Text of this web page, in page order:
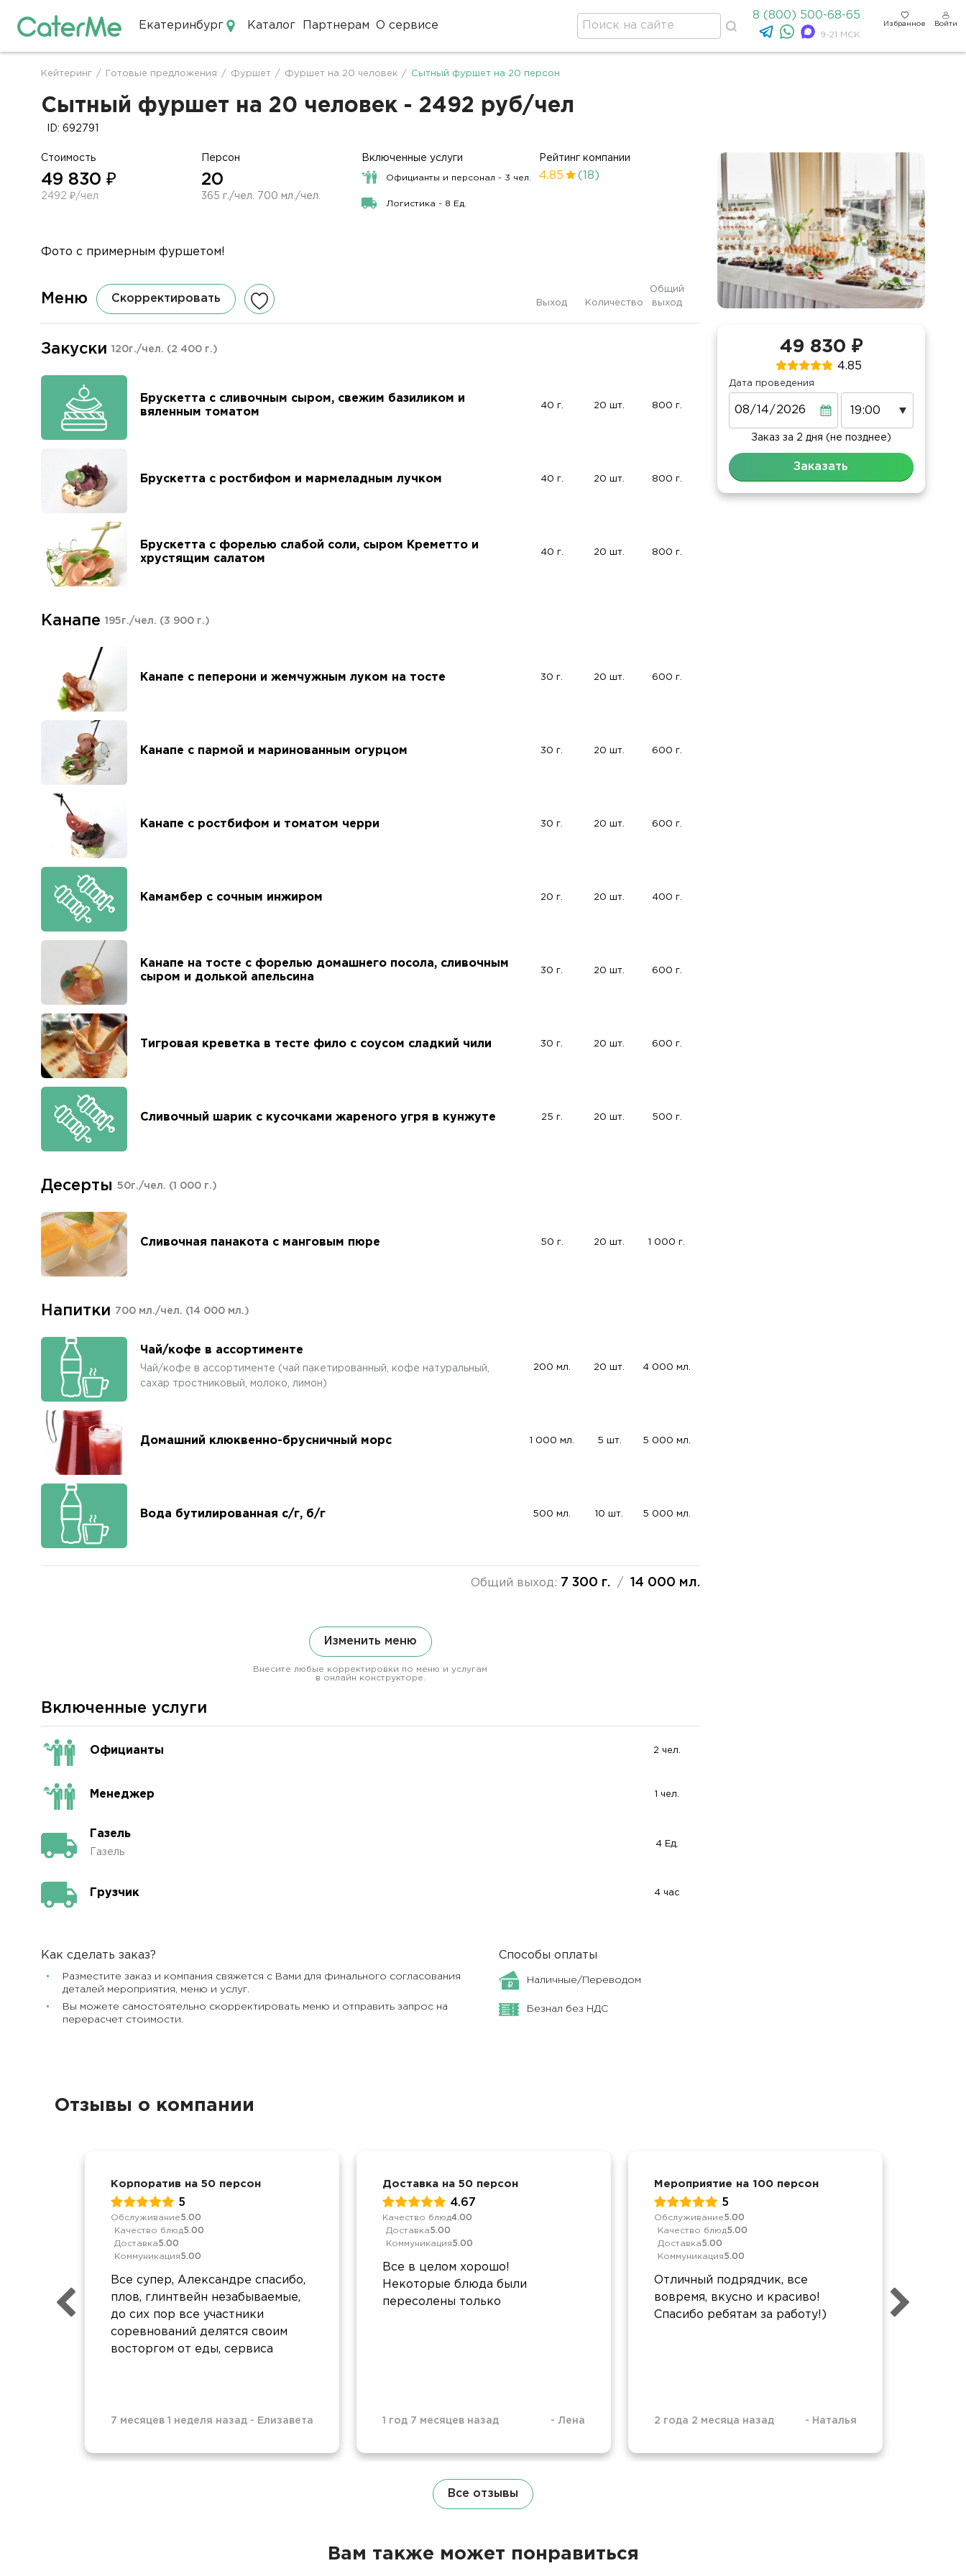
Екатеринбург Каталог Партнерам О сервисе
8 (800) 500-68-65
9-21 МСК
Избранное Войти
Строка
навигации
Кейтеринг / Готовые предложения / Фуршет / Фуршет на 20 человек / Сытный фуршет на 20 персон
Сытный фуршет на 20 человек - 2492 руб/чел
ID: 692791
Стоимость
49 830 ₽
2492 ₽/чел
Персон
20
365 г./чел. 700 мл./чел.
Включенные услуги
Официанты и персонал - 3 чел.
Логистика - 8 Ед.
Рейтинг компании
4.85 (18)
Фото с примерным фуршетом!
Меню Скорректировать Выход Количество
Общий
выход
Закуски 120г./чел. (2 400 г.)
Брускетта с сливочным сыром, свежим базиликом и
вяленным томатом
40 г. 20 шт. 800 г.
Брускетта с ростбифом и мармеладным лучком 40 г. 20 шт. 800 г.
Брускетта с форелью слабой соли, сыром Креметто и
хрустящим салатом
40 г. 20 шт. 800 г.
Канапе 195г./чел. (3 900 г.)
Канапе с пеперони и жемчужным луком на тосте 30 г. 20 шт. 600 г.
Канапе с пармой и маринованным огурцом 30 г. 20 шт. 600 г.
Канапе с ростбифом и томатом черри 30 г. 20 шт. 600 г.
Камамбер с сочным инжиром 20 г. 20 шт. 400 г.
Канапе на тосте с форелью домашнего посола, сливочным
сыром и долькой апельсина
30 г. 20 шт. 600 г.
Тигровая креветка в тесте фило с соусом сладкий чили 30 г. 20 шт. 600 г.
Сливочный шарик с кусочками жареного угря в кунжуте 25 г. 20 шт. 500 г.
Десерты 50г./чел. (1 000 г.)
Сливочная панакота с манговым пюре 50 г. 20 шт. 1 000 г.
Напитки 700 мл./чел. (14 000 мл.)
Чай/кофе в ассортименте
Чай/кофе в ассортименте (чай пакетированный, кофе натуральный,
сахар тростниковый, молоко, лимон)
200 мл. 20 шт. 4 000 мл.
Домашний клюквенно-брусничный морс 1 000 мл. 5 шт. 5 000 мл.
Вода бутилированная с/г, б/г 500 мл. 10 шт. 5 000 мл.
Общий выход: 7 300 г./ 14 000 мл.
Изменить меню
Внесите любые корректировки по меню и услугам
в онлайн конструкторе.
Включенные услуги
Официанты 2 чел.
Менеджер 1 чел.
Газель
Газель
4 Ед.
Грузчик 4 час
Как сделать заказ?
Разместите заказ и компания свяжется с Вами для финального согласования
деталей мероприятия, меню и услуг.
Вы можете самостоятельно скорректировать меню и отправить запрос на
перерасчет стоимости.
Способы оплаты
Наличные/Переводом
Безнал без НДС
49 830 ₽
4.85
Дата проведения
Заказ за 2 дня (не позднее)
Заказать
Отзывы о компании
Корпоратив на 50 персон
5
Обслуживание5.00
Качество блюд5.00
Доставка5.00
Коммуникация5.00
Все супер, Александре спасибо,
плов, глинтвейн незабываемые,
до сих пор все участники
соревнований делятся своим
восторгом от еды, сервиса
7 месяцев 1 неделя назад - Елизавета
Доставка на 50 персон
4.67
Качество блюд4.00
Доставка5.00
Коммуникация5.00
Все в целом хорошо!
Некоторые блюда были
пересолены только
1 год 7 месяцев назад - Лена
Мероприятие на 100 персон
5
Обслуживание5.00
Качество блюд5.00
Доставка5.00
Коммуникация5.00
Отличный подрядчик, все
вовремя, вкусно и красиво!
Спасибо ребятам за работу!)
2 года 2 месяца назад - Наталья
Все отзывы
Вам также может понравиться